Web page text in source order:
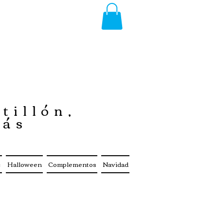
Halloween Complementos Navidad